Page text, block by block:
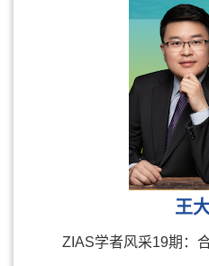
王
ZIAS学者风采19期：